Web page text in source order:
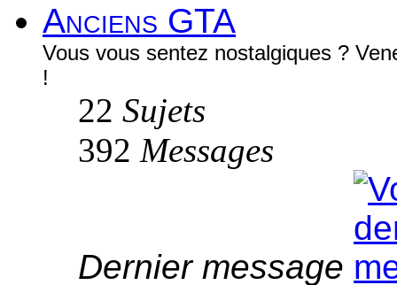
Anciens GTA
Vous vous sentez nostalgiques ?
!
22 Sujets
392 Messages
Dernier message